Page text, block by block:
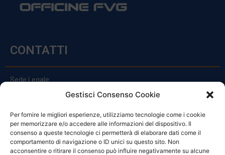
Gestisci Consenso Cookie
Per fornire le migliori esperienze, utilizziamo tecnologie come i cookie
per memorizzare e/o accedere alle informazioni del dispositivo. Il
consenso a queste tecnologie ci permetterà di elaborare dati come il
comportamento di navigazione o ID unici su questo sito. Non
acconsentire o ritirare il consenso può influire negativamente su alcune
CONTATTI
Sede Legale:
Via Principe Di Udine 144
clienti@officinefvg.it
info@officinefvg.it
posta@officinefvgpec.It